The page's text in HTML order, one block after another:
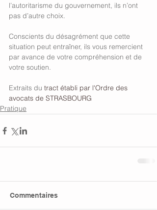
l’autoritarisme du gouvernement, ils n’ont
pas d’autre choix.
Conscients du désagrément que cette
situation peut entraîner, ils vous remercient
par avance de votre compréhension et de
votre soutien.
Extraits du tract établi par l'Ordre des
avocats de STRASBOURG
Pratique
Commentaires